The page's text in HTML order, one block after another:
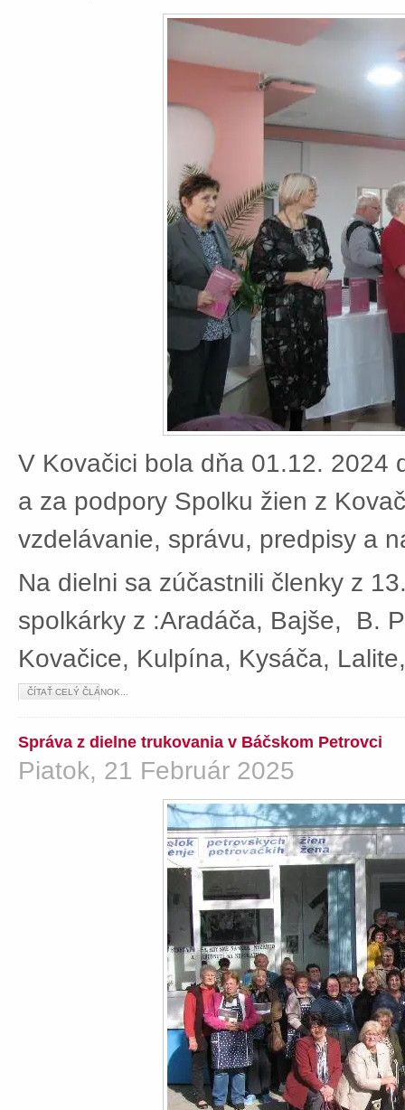
V Kovačici bola dňa 01.12. 2024
a za podpory Spolku žien z
vzdelávanie, správu, predpisy a
Na dielni sa zúčastnili členky z
spolkárky z :Aradáča, Bajše, B.
Kovačice, Kulpína, Kysáča,
ČÍTAŤ CELÝ ČLÁNOK...
Správa z dielne trukovania v Báčskom Petrovci
Piatok, 21 Február 2025